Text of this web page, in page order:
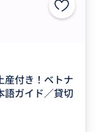
産付き！ベトナ
語ガイド／貸切